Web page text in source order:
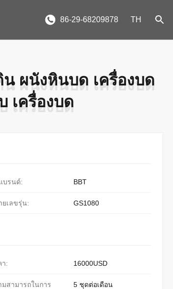
86-29-68209878 TH
ผนังหินบด เครื่องบด
เครื่องบด
ผนังหินบด เครื่องบด
เครื่องบด
บรนด์: BBT
ยเลขรุ่น: GS1080
า: 16000USD
มสามารถในการ
5 ชุดต่อเดือน